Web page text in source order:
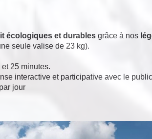
écologiques et durables grâce à nos
seule valise de 23 kg).
et 25 minutes.
interactive et participative avec le
jour